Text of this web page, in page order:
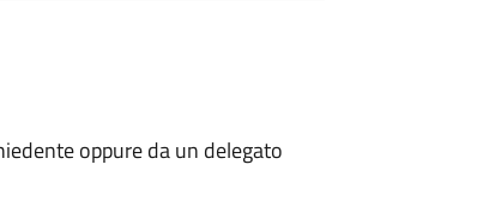
oppure da un delegato